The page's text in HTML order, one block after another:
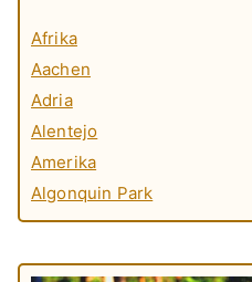
Afrika
Aachen
Adria
Alentejo
Amerika
Algonquin Park